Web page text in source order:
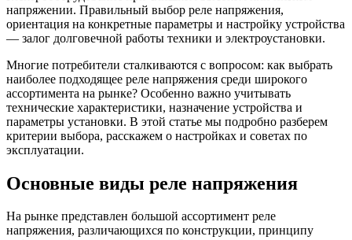
напряжении. Правильный выбор реле напряжения,
ориентация на конкретные параметры и настройку устройства
— залог долговечной работы техники и электроустановки.
Многие потребители сталкиваются с вопросом: как выбрать
наиболее подходящее реле напряжения среди широкого
ассортимента на рынке? Особенно важно учитывать
технические характеристики, назначение устройства и
параметры установки. В этой статье мы подробно разберем
критерии выбора, расскажем о настройках и советах по
эксплуатации.
Основные виды реле напряжения
На рынке представлен большой ассортимент реле
напряжения, различающихся по конструкции, принципу